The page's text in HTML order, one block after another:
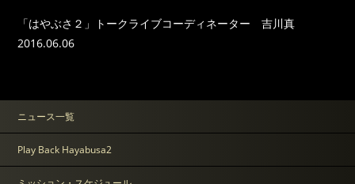
「はやぶさ２」トークライブコーディネーター 吉川真
2016.06.06
ニュース一覧
Play Back Hayabusa2